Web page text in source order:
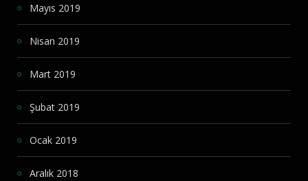
Mayıs 2019
Nisan 2019
Mart 2019
Şubat 2019
Ocak 2019
Aralık 2018